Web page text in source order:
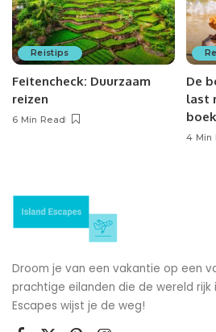
Reistips
Feitencheck: Duurzaam
reizen
6 Min Read
De
last
4 Min
Droom je van een vakantie op een
prachtige eilanden die de wereld rijk
Escapes wijst je de weg!